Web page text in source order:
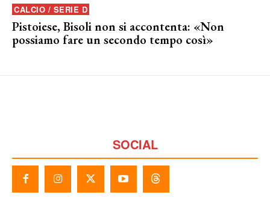
CALCIO / SERIE D
Pistoiese, Bisoli non si accontenta: «Non
possiamo fare un secondo tempo così»
SOCIAL